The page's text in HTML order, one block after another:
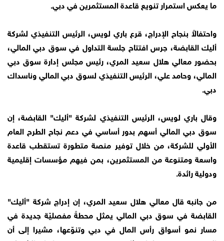
ما يعكس استمرار تنويع قاعدة المستثمرين في دبي.
واحتفالاً بنجاح الإدراج، قرع باري لويس، الرئيس التنفيذي لشركة
أليك القابضة، جرس افتتاح جلسة التداول في سوق دبي المالي،
بحضور معالي هلال سعيد المري، رئيس مجلس إدارة سوق دبي
المالي، وحامد علي، الرئيس التنفيذي لسوق دبي المالي وناسداك
دبي.
وقال باري لويس، الرئيس التنفيذي لشركة "أليك" القابضة، إن
سوق دبي المالي أسهم بدور أساسي في دعم نجاح الطرح العام
الأولي للشركة، من خلال توفير منصة متطورة تستقطب قاعدة
واسعة ومتنوعة من المستثمرين، بمن فيهم مؤسسات إقليمية
ودولية رائدة.
من جانبه قال معالي هلال سعيد المري، إن إدراج شركة "أليك"
القابضة في سوق دبي المالي يمثل محطةً مفصليّة جديدة في
مسار نمو أسواق رأس المال في دبي وتنوّعها، مشيرا إلى أن